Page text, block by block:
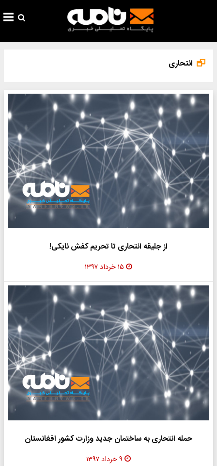
انتحاری
از جلیقه انتحاری تا تحریم کفش نایکی!
۱۵ خرداد ۱۳۹۷
حمله انتحاری به ساختمان جدید وزارت کشور افغانستان
۹ خرداد ۱۳۹۷